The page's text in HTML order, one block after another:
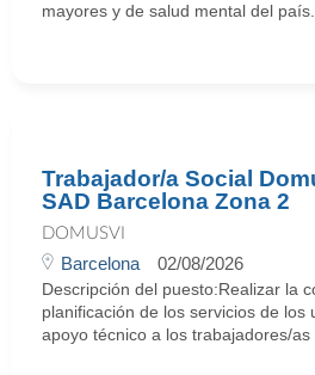
mayores y de salud mental del país.
Trabajador/a Social
SAD Barcelona Zona 2
DOMUSVI
Barcelona 02/08/2026
Descripción del puesto:Realizar la
planificación de los servicios de los
apoyo técnico a los trabajadores/as